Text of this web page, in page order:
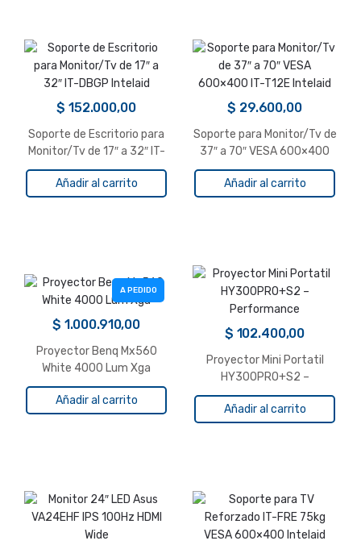
$ 152.000,00
Soporte de Escritorio para
Monitor/Tv de 17″ a 32″ IT-
DBGP Intelaid
Añadir al carrito
$ 29.600,00
Soporte para Monitor/Tv de
37″ a 70″ VESA 600×400
IT-T12E Intelaid
Añadir al carrito
A PEDIDO
$ 1.000.910,00
Proyector Benq Mx560
White 4000 Lum Xga
Añadir al carrito
$ 102.400,00
Proyector Mini Portatil
HY300PRO+S2 –
Performance
Añadir al carrito